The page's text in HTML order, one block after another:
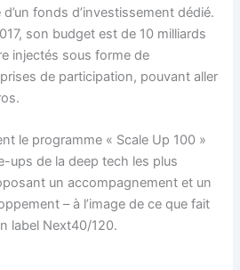
d’un fonds d’investissement dédié.
son budget est de 10 milliards
injectés sous forme de
de participation, pouvant aller
le programme « Scale Up 100 »
ups de la deep tech les plus
un accompagnement et un
– à l’image de ce que fait
label Next40/120.